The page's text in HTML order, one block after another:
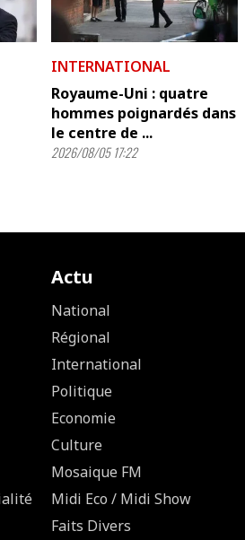
INTERNATIONAL
Royaume-Uni : quatre
hommes poignardés dans
le centre de ...
2026/08/05 17:22
Actu
National
Régional
International
Politique
Economie
Culture
Mosaique FM
Midi Eco / Midi Show
Faits Divers